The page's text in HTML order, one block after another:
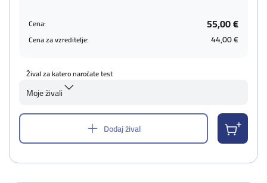
Cena: 55,00 €
Cena za vzreditelje: 44,00 €
Žival za katero naročate test
Moje živali
Dodaj žival